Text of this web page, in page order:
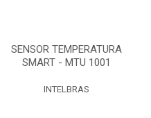
SENSOR TEMPERATURA
SMART - MTU 1001
INTELBRAS